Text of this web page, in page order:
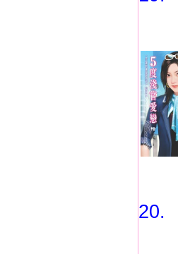
20.